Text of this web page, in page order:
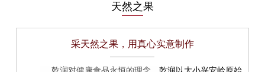
天然之果
采天然之果，用真心实意制作
乾润以大小兴安岭原始